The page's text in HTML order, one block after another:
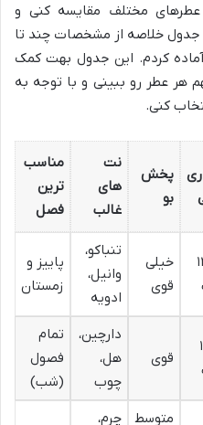
عطرهای مختلف مقایسه کنی و
جدول خلاصه از مشخصات چند تا
آماده کردم. این جدول بهت کمک
هر عطر رو ببینی و با توجه به
کنی.
پخش
بو
نت
های
غالب
مناسب
ترین
فصل
۱۴
خیلی
قوی
تنباکو،
وانیل،
ادویه
پاییز و
زمستان
قوی
دارچین،
هل،
چوب
تمام
فصول
(شب)
متوسط چرم،